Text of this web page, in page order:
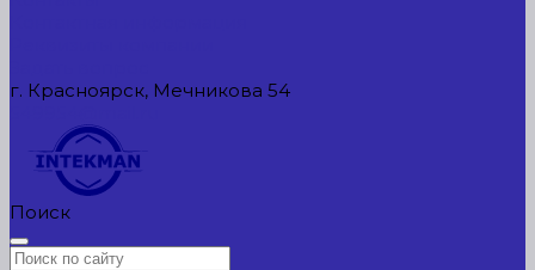
г. Красноярск, Мечникова 54
Поиск